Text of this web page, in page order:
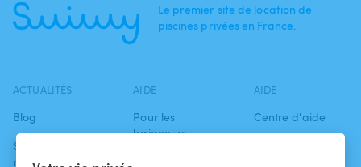
Le premier site de location de
piscines privées en France.
ACTUALITÉS
Blog
Swimmy dans les
médias
AIDE
Pour les
baigneurs
AIDE
Centre d'aide